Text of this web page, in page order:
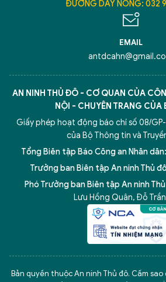
ĐƯỜNG DÂY NÓNG: 032
EMAIL
AN NINH THỦ ĐÔ - CƠ QUAN CỦA
NỘI - CHUYÊN TRANG CỦA
Giấy phép hoạt động báo chí số 08/GP-
của Bộ Thông tin và
Tổng Biên tập Báo Công an Nhân dân:
Trưởng ban Biên tập An ninh Thủ
Phó Trưởng ban Biên tập An ninh
Lưu Hồng Quân, Đỗ
Bản quyền thuộc An ninh Thủ đô. Cấm
5 điểm nghẽn của Hà Nội giải